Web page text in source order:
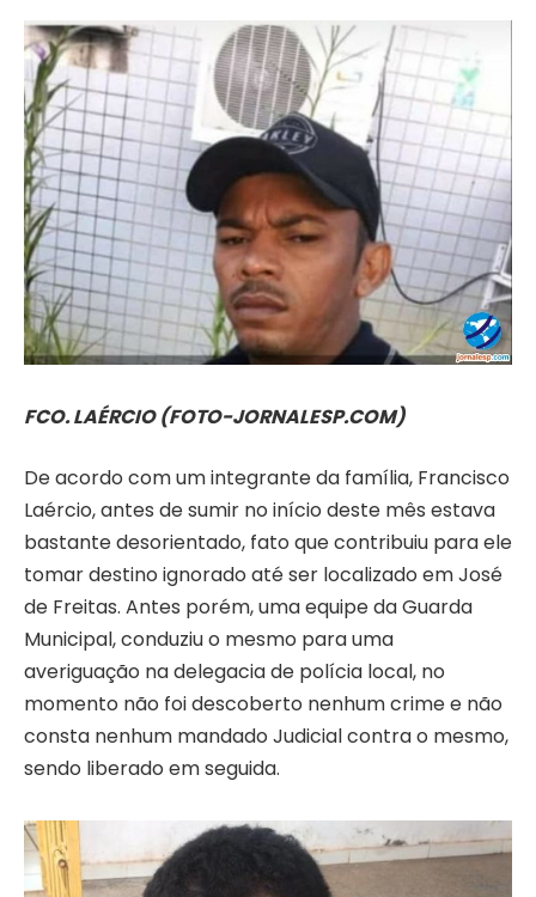
FCO. LAÉRCIO (FOTO-JORNALESP.COM)
De acordo com um integrante da família, Francisco
Laércio, antes de sumir no início deste mês estava
bastante desorientado, fato que contribuiu para ele
tomar destino ignorado até ser localizado em José
de Freitas. Antes porém, uma equipe da Guarda
Municipal, conduziu o mesmo para uma
averiguação na delegacia de polícia local, no
momento não foi descoberto nenhum crime e não
consta nenhum mandado Judicial contra o mesmo,
sendo liberado em seguida.